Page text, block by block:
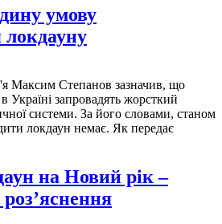
умову
локдауну
Максим Степанов зазначив, що
Україні запровадять жорсткий
системи. За його словами, станом
локдаун немає. Як передає
на Новий рік –